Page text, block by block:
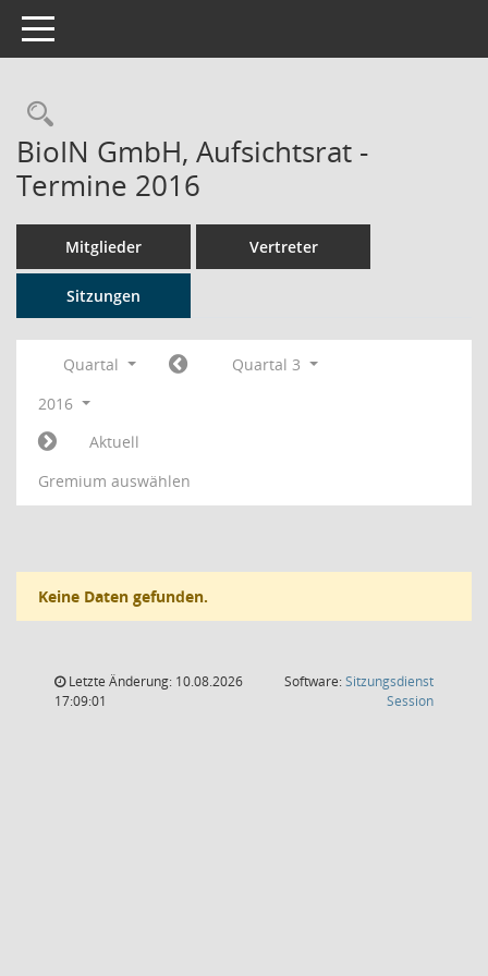
Toggle navigation
Rechercheauswahl
BioIN GmbH, Aufsichtsrat -
Termine 2016
Mitglieder Vertreter
Sitzungen
Quartal
Quartal 3
2016
Aktuell
Gremium auswählen
Keine Daten gefunden.
Letzte Änderung: 10.08.2026
17:09:01
Software:Sitzungsdienst
Session(Wird in